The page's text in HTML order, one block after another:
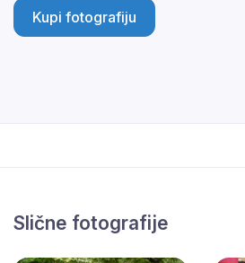
Kupi fotografiju
Slične fotografije